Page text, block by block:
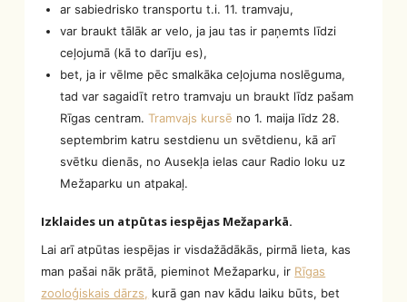
ar sabiedrisko transportu t.i. 11. tramvaju,
var braukt tālāk ar velo, ja jau tas ir paņemts līdzi
ceļojumā (kā to darīju es),
bet, ja ir vēlme pēc smalkāka ceļojuma noslēguma,
tad var sagaidīt retro tramvaju un braukt līdz pašam
Rīgas centram.Tramvajs kursē no 1. maija līdz 28.
septembrim katru sestdienu un svētdienu, kā arī
svētku dienās, no Ausekļa ielas caur Radio loku uz
Mežaparku un atpakaļ.
Izklaides un atpūtas iespējas Mežaparkā.
Lai arī atpūtas iespējas ir visdažādākās, pirmā lieta, kas
man pašai nāk prātā, pieminot Mežaparku, ir Rīgas
zooloģiskais dārzs, kurā gan nav kādu laiku būts, bet